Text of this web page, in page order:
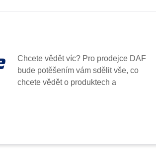
Chcete vědět víc? Pro prodejce DAF
bude potěšením vám sdělit vše, co
chcete vědět o produktech a